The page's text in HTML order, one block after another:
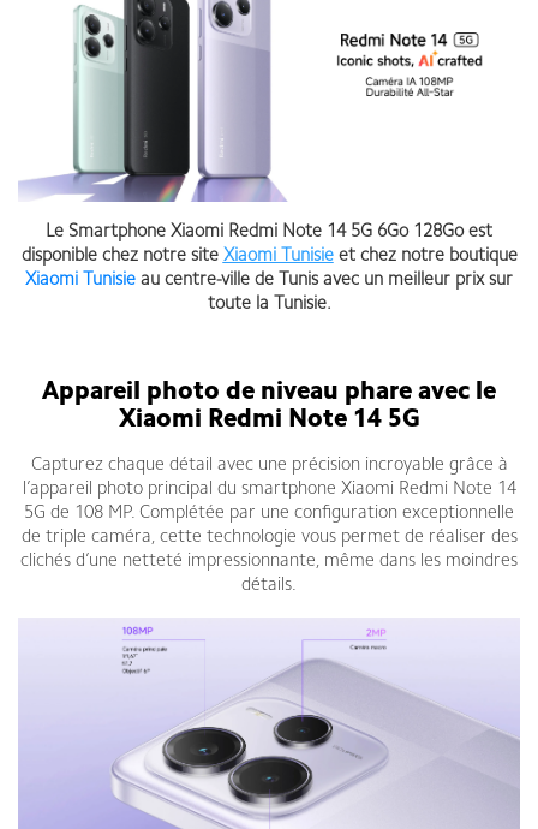
Le Smartphone Xiaomi Redmi Note 14 5G 6Go 128Go est
disponible chez notre site Xiaomi Tunisieet chez notre boutique
Xiaomi Tunisie au centre-ville de Tunis avec un meilleur prix sur
toute la Tunisie.
Appareil photo de niveau phare avec le
Xiaomi Redmi Note 14 5G
Capturez chaque détail avec une précision incroyable grâce à
l’appareil photo principal du smartphone Xiaomi Redmi Note 14
5G de 108 MP. Complétée par une configuration exceptionnelle
de triple caméra, cette technologie vous permet de réaliser des
clichés d’une netteté impressionnante, même dans les moindres
détails.